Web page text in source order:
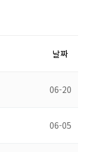
날짜
06-20
06-05